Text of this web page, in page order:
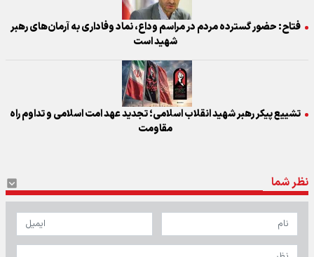
فتاح: حضور گسترده مردم در مراسم وداع، نماد وفاداری به آرمان‌های رهبر
شهید است
تشییع پیکر رهبر شهید انقلاب اسلامی؛ تجدید عهد امت اسلامی و تداوم راه
مقاومت
نظر شما